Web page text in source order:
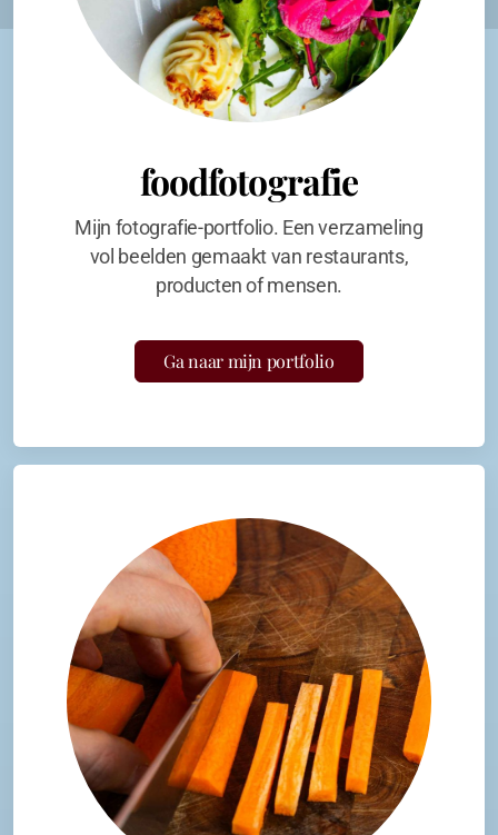
foodfotografie
Mijn fotografie-portfolio. Een verzameling
vol beelden gemaakt van restaurants,
producten of mensen.
Ga naar mijn portfolio